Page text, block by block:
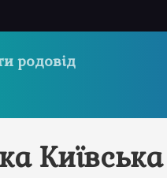
родовід
Київська